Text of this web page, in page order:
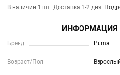
В наличии 1 шт. Доставка 1-2 дня.
ИНФОРМАЦИЯ
Бренд Puma
Возраст/Пол Взрослый